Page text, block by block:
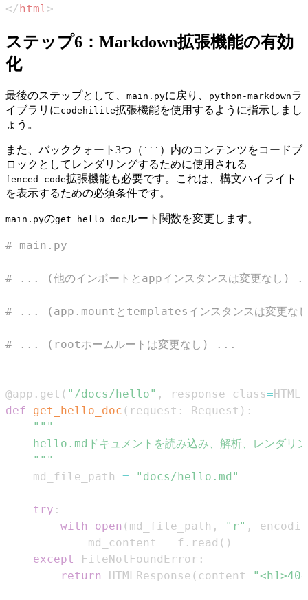
</ html>
ステップ6：Markdown拡張機能の有効
化
最後のステップとして、 main.pyに戻り、 python-markdownラ
イブラリに codehilite拡張機能を使用するように指示しまし
ょう。
また、バッククォート3つ（ ``` ）内のコンテンツをコードブ
ロックとしてレンダリングするために使用される
fenced_code拡張機能も必要です。これは、構文ハイライト
を表示するための必須条件です。
main.pyのget_hello_doc ルート関数を変更します。
# main.py
# ... (他のインポートとappインスタンスは変更なし)
# ... (app.mountとtemplatesインスタンスは変更
# ... (rootホームルートは変更なし) ...
@app . get ( "/docs/hello" , response_class=
def
get_hello_doc ( request : Request ) :
    """
    md_file_path
= "docs/hello.md"
try :
with
open ( md_file_path , "r" ,
            md_content
= f . read ( )
except
FileNotFoundError :
return
HTMLResponse ( content=